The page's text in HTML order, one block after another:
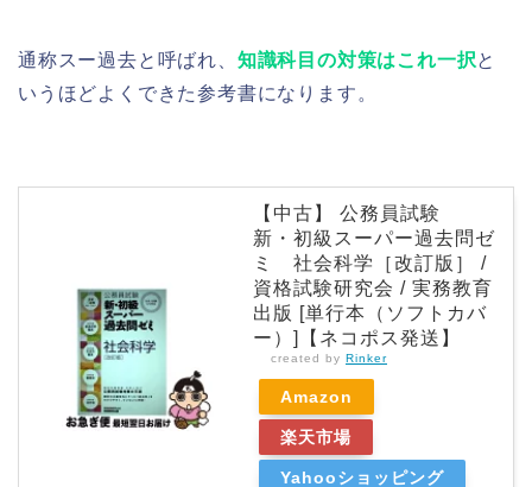
通称スー過去と呼ばれ、 知識科目の対策はこれ一択と
いうほどよくできた参考書になります。
【中古】 公務員試験
新・初級スーパー過去問ゼ
ミ 社会科学［改訂版］ /
資格試験研究会 / 実務教育
出版 [単行本（ソフトカバ
ー）]【ネコポス発送】
created by Rinker
Amazon
楽天市場
Yahooショッピング